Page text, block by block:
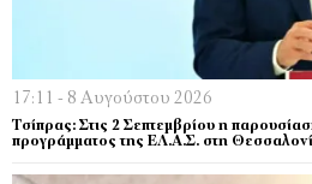
17:11 - 8 Αυγούστου 2026
Τσίπρας: Στις 2 Σεπτεμβρίου η
προγράμματος της ΕΛ.Α.Σ. στη